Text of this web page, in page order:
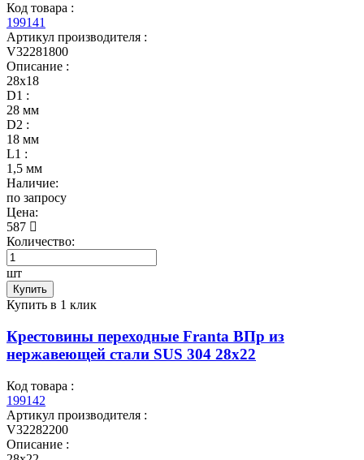
Код товара :
199141
Артикул производителя :
V32281800
Описание :
28х18
D1 :
28 мм
D2 :
18 мм
L1 :
1,5 мм
Наличие:
по запросу
Цена:
587
Количество:
шт
Купить
Купить в 1 клик
Крестовины переходные Franta ВПр из
нержавеющей стали SUS 304 28х22
Код товара :
199142
Артикул производителя :
V32282200
Описание :